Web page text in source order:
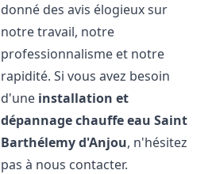
donné des avis élogieux sur
notre travail, notre
professionnalisme et notre
rapidité. Si vous avez besoin
d'une installation et
dépannage chauffe eau Saint
Barthélemy d'Anjou, n'hésitez
pas à nous contacter.